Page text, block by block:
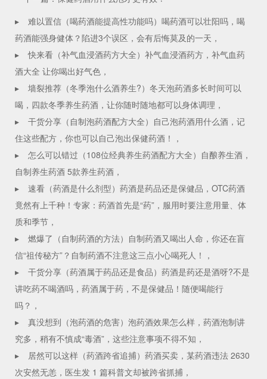
▸
难以置信（喝药酒能提高性功能吗）喝药酒可以壮阳吗，喝
药酒能强身健体？陷进3个误区，会有后悔莫及的一天，
▸
快来看（补气血浸酒药方大全）补气血浸酒药方，补气血药
酒大全 让你喝出好气色，
▸
墙裂推荐（冬季泡什么酒养生?）冬天泡药酒多长时间可以
喝，四款冬季养生药酒，让你随时随地都可以身体调理，
▸
干货分享（自制泡药酒配方大全）自己泡药酒用什么酒，记
住这些配方，你也可以自己泡出保健药酒！，
▸
怎么可以错过（108位经典养生药酒配方大全）自酿养生酒，
自制养生药酒 5款养生药酒，
▸
速看（药酒是什么剂型）药酒是药品还是保健品，OTC药酒
竟然有上千种！专家：药酒首先是“药”，服用时要注意用量、体
质和季节，
▸
燃爆了（自制药酒的方法）自制药酒又喝出人命，你还在盲
信“祖传秘方”？自制药酒不注意这三点小心喝死人！，
▸
干货分享（药酒属于药品还是食品）药酒是药还是酒呀?不是
讲吃药不喝酒吗，药酒属于药，不是保健品！随便喝能行
吗？，
▸
真没想到（泡药酒的危害）泡药酒效果怎么样，药酒泡制讲
究多，稍有不慎成“毒酒”，这些注意事项不得不知，
▸
居然可以这样（药酒跨省追捕）药酒买卖，某药酒违法 2630
次安然无恙，医生发 1 篇科普文却被跨省抓捕，